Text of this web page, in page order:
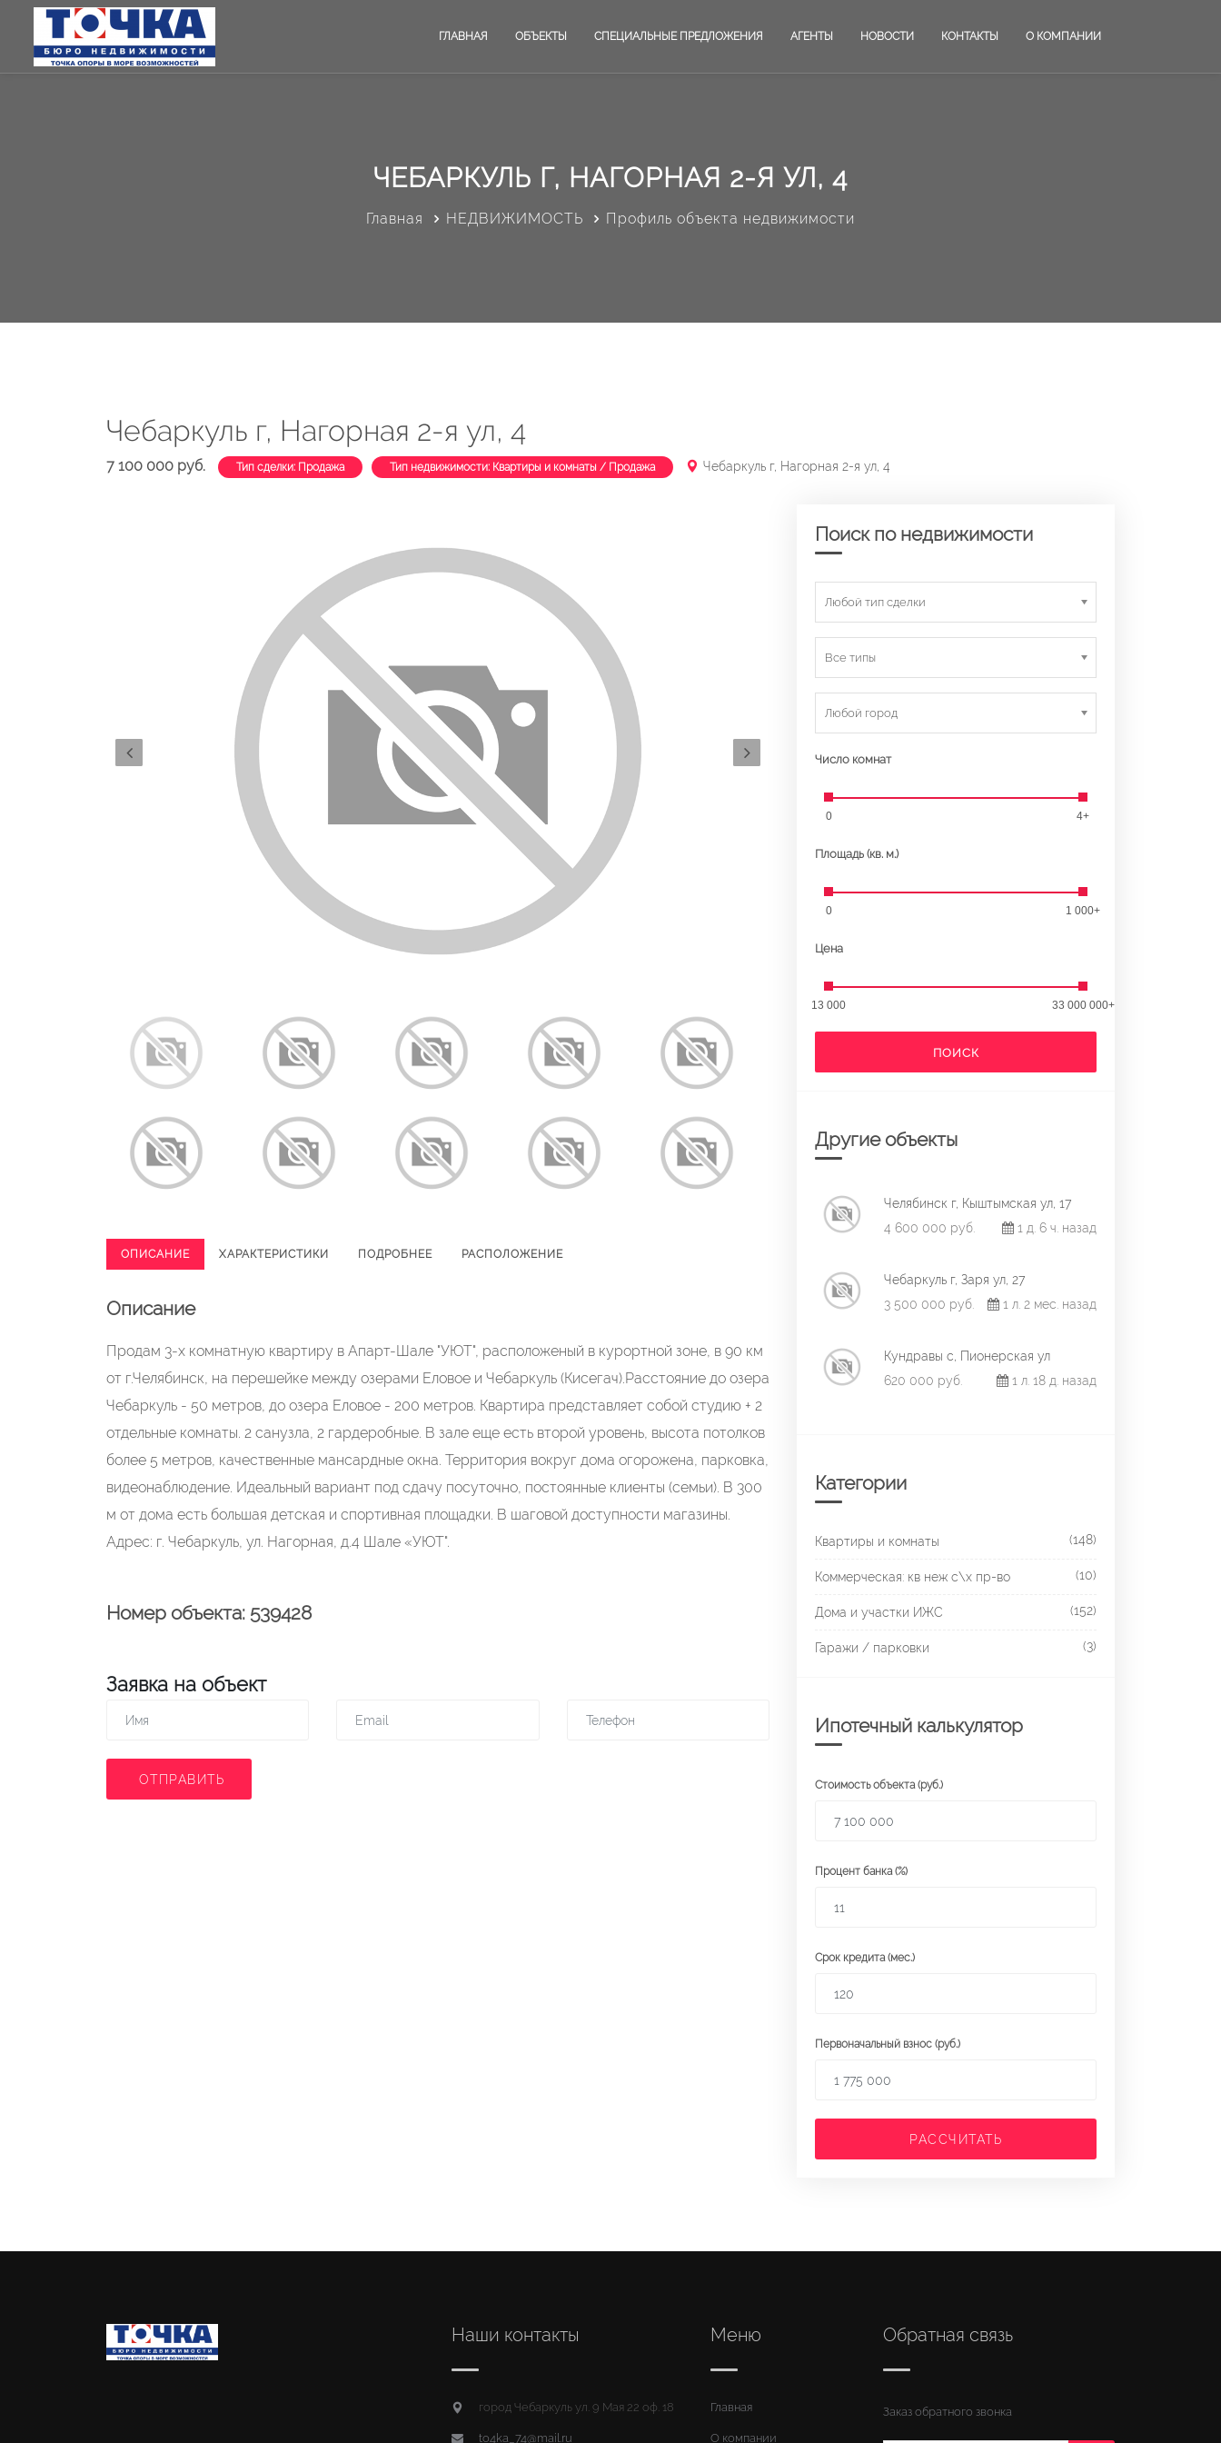
ГЛАВНАЯ ОБЪЕКТЫ СПЕЦИАЛЬНЫЕ ПРЕДЛОЖЕНИЯ АГЕНТЫ НОВОСТИ КОНТАКТЫ О КОМПАНИИ
ЧЕБАРКУЛЬ Г, НАГОРНАЯ 2-Я УЛ, 4
Главная НЕДВИЖИМОСТЬ Профиль объекта недвижимости
Чебаркуль г, Нагорная 2-я ул, 4
7 100 000 руб. Тип сделки: Продажа Тип недвижимости: Квартиры и комнаты / Продажа Чебаркуль г, Нагорная 2-я ул, 4
ОПИСАНИЕ ХАРАКТЕРИСТИКИ ПОДРОБНЕЕ РАСПОЛОЖЕНИЕ
Описание
Продам 3-х комнатную квартиру в Апарт-Шале "УЮТ", расположеный в курортной зоне, в 90 км
от г.Челябинск, на перешейке между озерами Еловое и Чебаркуль (Кисегач).Расстояние до озера
Чебаркуль - 50 метров, до озера Еловое - 200 метров. Квартира представляет собой студию + 2
отдельные комнаты. 2 санузла, 2 гардеробные. В зале еще есть второй уровень, высота потолков
более 5 метров, качественные мансардные окна. Территория вокруг дома огорожена, парковка,
видеонаблюдение. Идеальный вариант под сдачу посуточно, постоянные клиенты (семьи). В 300
м от дома есть большая детская и спортивная площадки. В шаговой доступности магазины.
Адрес: г. Чебаркуль, ул. Нагорная, д.4 Шале «УЮТ".
Номер объекта: 539428
Заявка на объект
ОТПРАВИТЬ
Поиск по недвижимости
Любой тип сделки
Все типы
Любой город
Число комнат
0 4+
Площадь (кв. м.)
0 1 000+
Цена
13 000 33 000 000+
ПОИСК
Другие объекты
Челябинск г, Кыштымская ул, 17
4 600 000 руб.
1 д. 6 ч. назад
Чебаркуль г, Заря ул, 27
3 500 000 руб.
1 л. 2 мес. назад
Кундравы с, Пионерская ул
620 000 руб.
1 л. 18 д. назад
Категории
Квартиры и комнаты (148)
Коммерческая: кв неж с\х пр-во (10)
Дома и участки ИЖС (152)
Гаражи / парковки (3)
Ипотечный калькулятор
Стоимость объекта (руб.)
Процент банка (%)
Срок кредита (мес.)
Первоначальный взнос (руб.)
РАССЧИТАТЬ
Наши контакты
город Чебаркуль ул. 9 Мая 22 оф. 18
to4ka_74@mail.ru
Меню
Главная
О компании
Обратная связь
Заказ обратного звонка